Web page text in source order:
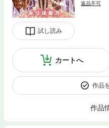
試し読み
返品不可
カートへ
作品
作品